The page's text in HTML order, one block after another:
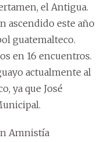
el Antigua.
ascendido este año
guatemalteco.
en 16 encuentros.
actualmente al
ya que José
Amnistía